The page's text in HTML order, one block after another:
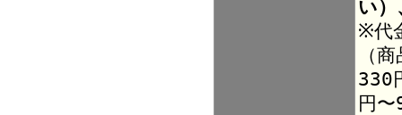
い）
※代
（
330
円